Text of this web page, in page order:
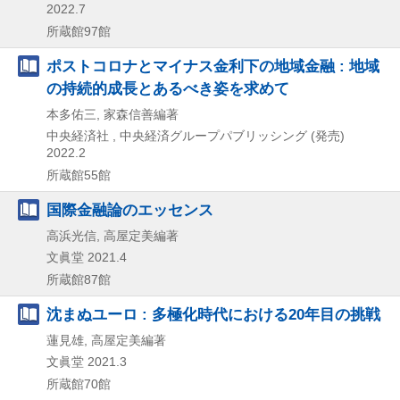
2022.7
所蔵館97館
ポストコロナとマイナス金利下の地域金融 : 地域
の持続的成長とあるべき姿を求めて
本多佑三, 家森信善編著
中央経済社 , 中央経済グループパブリッシング (発売)
2022.2
所蔵館55館
国際金融論のエッセンス
高浜光信, 高屋定美編著
文眞堂 2021.4
所蔵館87館
沈まぬユーロ : 多極化時代における20年目の挑戦
蓮見雄, 高屋定美編著
文眞堂 2021.3
所蔵館70館